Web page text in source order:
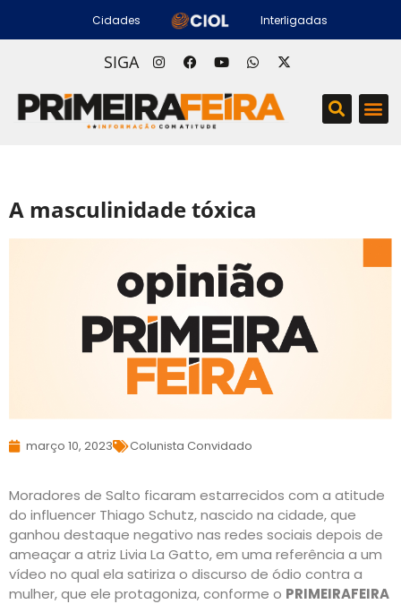
Cidades Interligadas
SIGA
A masculinidade tóxica
março 10, 2023 Colunista Convidado
Moradores de Salto ficaram estarrecidos com a atitude
do influencer Thiago Schutz, nascido na cidade, que
ganhou destaque negativo nas redes sociais depois de
ameaçar a atriz Livia La Gatto, em uma referência a um
vídeo no qual ela satiriza o discurso de ódio contra a
mulher, que ele protagoniza, conforme o PRIMEIRAFEIRA